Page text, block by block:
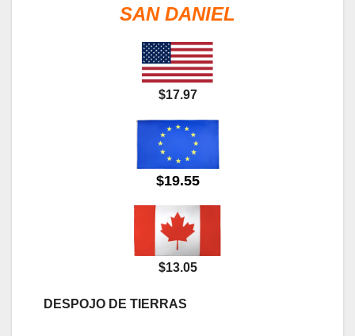
SAN DANIEL
$17.97
$19.55
$13.05
DESPOJO DE TIERRAS